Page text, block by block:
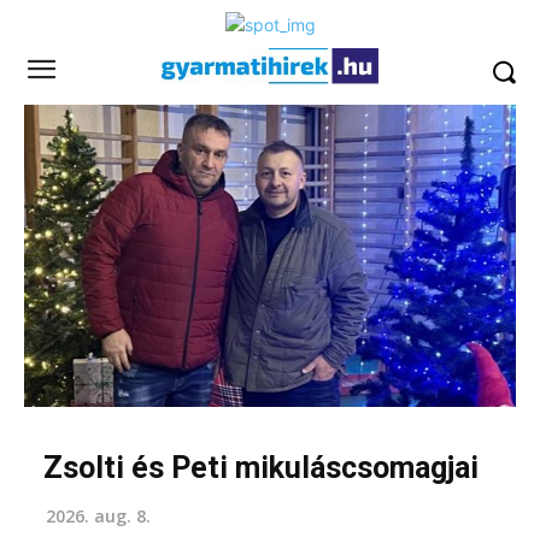
Zsolti és Peti mikuláscsomagjai
2026. aug. 8.